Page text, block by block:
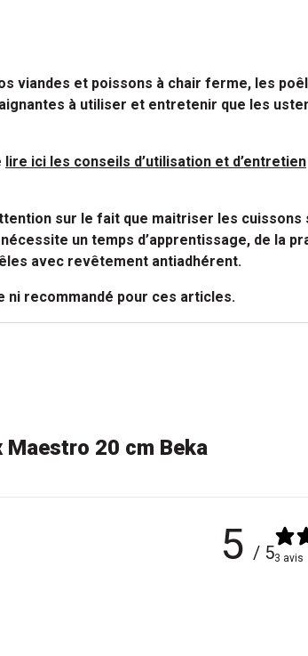
viandes et poissons à chair ferme, les
à utiliser et entretenir que les
lire ici les conseils d’utilisation et d’entretien
sur le fait que maitriser les cuissons
un temps d’apprentissage, de la
avec revêtement antiadhérent.
ni recommandé pour ces articles.
20 cm Beka
5 / 53 avis